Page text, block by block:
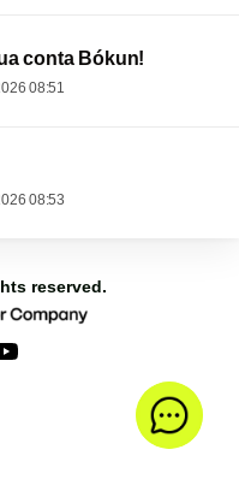
conta Bókun!
08:51
08:53
reserved.